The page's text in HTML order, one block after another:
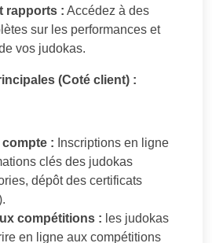
rapports : Accédez à des
sur les performances et
vos judokas.
(Coté client) :
: Inscriptions en ligne
clés des judokas
dépôt des certificats
compétitions : les judokas
en ligne aux compétitions